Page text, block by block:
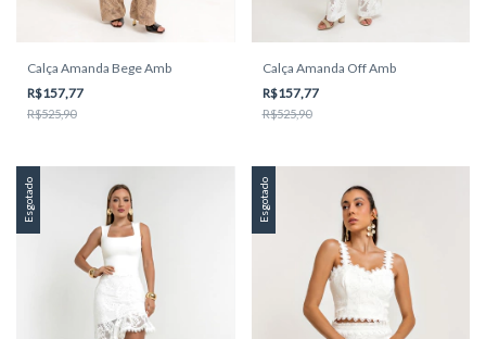
Calça Amanda Bege Amb
R$157,77
R$525,90
Calça Amanda Off Amb
R$157,77
R$525,90
Esgotado Esgotado